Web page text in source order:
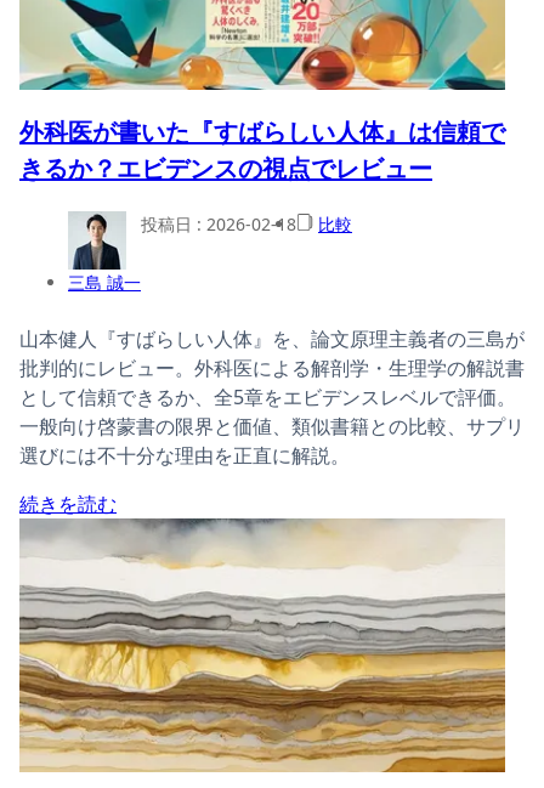
外科医が書いた『すばらしい人体』は信頼で
きるか？エビデンスの視点でレビュー
三島 誠一
投稿日 : 2026-02-18 比較
山本健人『すばらしい人体』を、論文原理主義者の三島が
批判的にレビュー。外科医による解剖学・生理学の解説書
として信頼できるか、全5章をエビデンスレベルで評価。
一般向け啓蒙書の限界と価値、類似書籍との比較、サプリ
選びには不十分な理由を正直に解説。
続きを読む